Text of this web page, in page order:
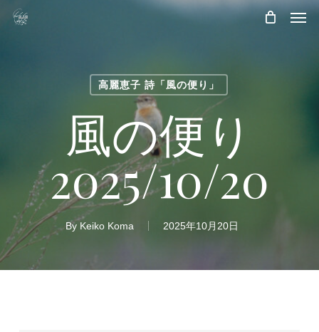
Skip
高麗恵子 詩「風の便り」
風の便り
2025/10/20
By Keiko Koma 2025年10月20日